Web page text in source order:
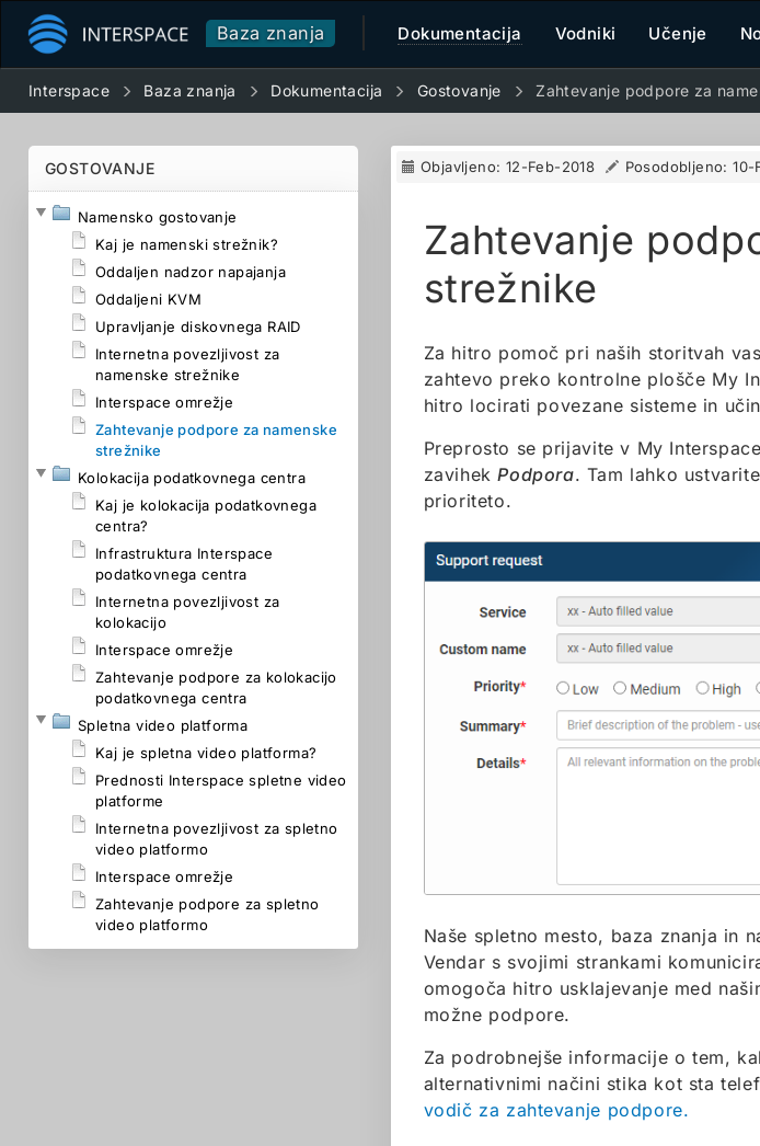
Baza znanja Dokumentacija Vodniki Učenje
Interspace Baza znanja Dokumentacija Gostovanje Zahtevanje podpore za
GOSTOVANJE
Namensko gostovanje
Kaj je namenski strežnik?
Oddaljen nadzor napajanja
Oddaljeni KVM
Upravljanje diskovnega RAID
Internetna povezljivost za
namenske strežnike
Interspace omrežje
Zahtevanje podpore za namenske
strežnike
Kolokacija podatkovnega centra
Kaj je kolokacija podatkovnega
centra?
Infrastruktura Interspace
podatkovnega centra
Internetna povezljivost za
kolokacijo
Interspace omrežje
Zahtevanje podpore za kolokacijo
podatkovnega centra
Spletna video platforma
Kaj je spletna video platforma?
Prednosti Interspace spletne video
platforme
Internetna povezljivost za spletno
video platformo
Interspace omrežje
Zahtevanje podpore za spletno
video platformo
Objavljeno: 12-Feb-2018 Posodobljeno:10-
Zahtevanje
strežnike
Za hitro pomoč pri naših storitvah
zahtevo preko kontrolne plošče My
hitro locirati povezane sisteme in
Preprosto se prijavite v My
zavihekPodpora. Tam lahko
prioriteto.
Naše spletno mesto, baza znanja in
Vendar s svojimi strankami
omogoča hitro usklajevanje med
možne podpore.
Za podrobnejše informacije o tem,
alternativnimi načini stika kot sta
vodič za zahtevanje podpore.